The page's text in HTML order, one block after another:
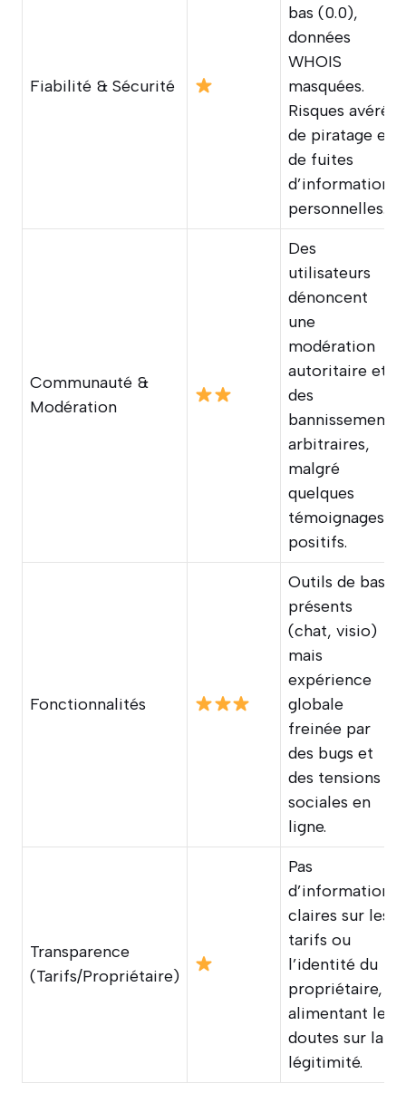
Fiabilité & Sécurité
bas (0.0),
données
WHOIS
masquées.
Risques avérés
de piratage et
de fuites
d’informations
personnelles.
Communauté &
Modération
Des
utilisateurs
dénoncent
une
modération
autoritaire et
des
bannissements
arbitraires,
malgré
quelques
témoignages
positifs.
Fonctionnalités
Outils de base
présents
(chat, visio)
mais
expérience
globale
freinée par
des bugs et
des tensions
sociales en
ligne.
Transparence
(Tarifs/Propriétaire)
Pas
d’informations
claires sur les
tarifs ou
l’identité du
propriétaire,
alimentant les
doutes sur la
légitimité.